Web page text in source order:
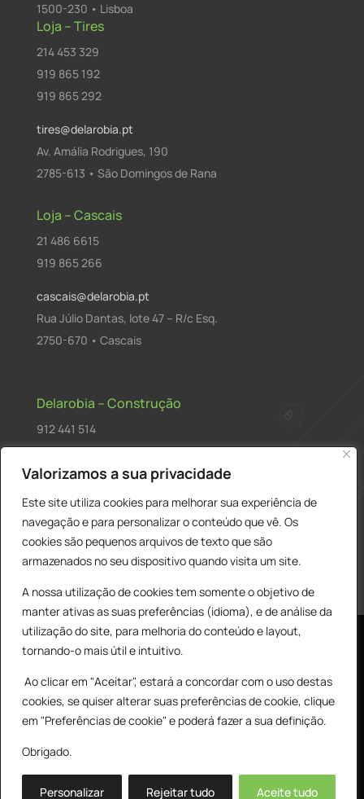
Valorizamos a sua privacidade
Este site utiliza cookies para melhorar sua experiência de
navegação e para personalizar o conteúdo que vê. Os
cookies são pequenos arquivos de texto que são
armazenados no seu dispositivo quando visita um site.
A nossa utilização de cookies tem somente o objetivo de
manter ativas as suas preferências (idioma), e de análise da
utilização do site, para melhoria do conteúdo e layout,
tornando-o mais útil e intuitivo.
Ao clicar em "Aceitar", estará a concordar com o uso destas
cookies, se quiser alterar suas preferências de cookie, clique
em "Preferências de cookie" e poderá fazer a sua definição.
Obrigado.
Personalizar Rejeitar tudo Aceite tudo
1500-230 • Lisboa
Loja – Tires
214 453 329
919 865 192
919 865 292
tires@delarobia.pt
Av. Amália Rodrigues, 190
2785-613 • São Domingos de Rana
Loja – Cascais
21 486 6615
919 865 266
cascais@delarobia.pt
Rua Júlio Dantas, lote 47 – R/c Esq.
2750-670 • Cascais
Delarobia – Construção
912 441 514
R. António Andrade, 1171
2820-287 • Charneca de Caparica
Products
search PESQUISAR
© All Copyright 2025 by Delarobia.pt 0